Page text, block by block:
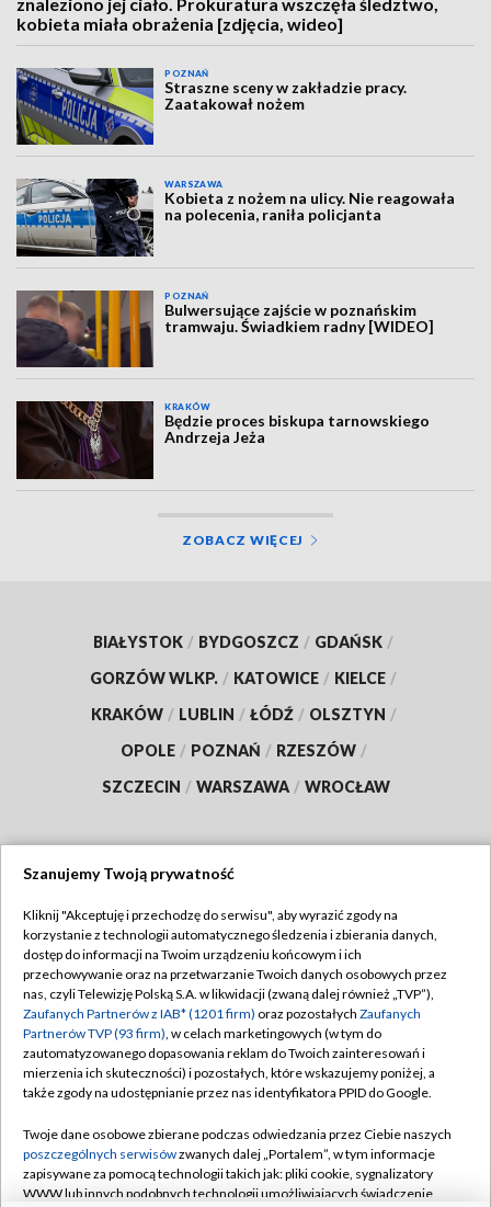
kobieta miała obrażenia [zdjęcia, wideo]
POZNAŃ
Straszne sceny w zakładzie pracy.
Zaatakował nożem
WARSZAWA
Kobieta z nożem na ulicy. Nie reagowała
na polecenia, raniła policjanta
POZNAŃ
Bulwersujące zajście w poznańskim
tramwaju. Świadkiem radny [WIDEO]
KRAKÓW
Będzie proces biskupa tarnowskiego
Andrzeja Jeża
ZOBACZ WIĘCEJ
BIAŁYSTOK / BYDGOSZCZ / GDAŃSK /
GORZÓW WLKP. / KATOWICE / KIELCE /
KRAKÓW / LUBLIN / ŁÓDŹ / OLSZTYN /
OPOLE / POZNAŃ / RZESZÓW /
SZCZECIN / WARSZAWA / WROCŁAW
TVP
Abonament TVP
Emisja w TVP
Centrum informacji TVP
Naziemna Telewizja Cyfrowa
Rada Programowa
System NOS
Regulamin TVP
Polityka prywatności
Moje zgody
Pomoc
Kontakt
Szanujemy Twoją prywatność
Kliknij "Akceptuję i przechodzę do serwisu", aby wyrazić zgody na
korzystanie z technologii automatycznego śledzenia i zbierania danych,
dostęp do informacji na Twoim urządzeniu końcowym i ich
przechowywanie oraz na przetwarzanie Twoich danych osobowych przez
nas, czyli Telewizję Polską S.A. w likwidacji (zwaną dalej również „TVP”),
Zaufanych Partnerów z IAB* (1201 firm) oraz pozostałych Zaufanych
Partnerów TVP (93 firm), w celach marketingowych (w tym do
zautomatyzowanego dopasowania reklam do Twoich zainteresowań i
mierzenia ich skuteczności) i pozostałych, które wskazujemy poniżej, a
także zgody na udostępnianie przez nas identyfikatora PPID do Google.
Twoje dane osobowe zbierane podczas odwiedzania przez Ciebie naszych
poszczególnych serwisówzwanych dalej „Portalem”, w tym informacje
zapisywane za pomocą technologii takich jak: pliki cookie, sygnalizatory
WWW lub innych podobnych technologii umożliwiających świadczenie